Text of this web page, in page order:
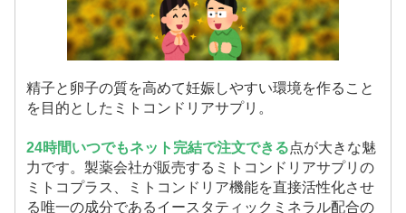
精子と卵子の質を高めて妊娠しやすい環境を作ること
を目的としたミトコンドリアサプリ。
24時間いつでもネット完結で注文できる点が大きな魅
力です。製薬会社が販売するミトコンドリアサプリの
ミトコプラス、ミトコンドリア機能を直接活性化させ
る唯一の成分であるイースタティックミネラル配合の